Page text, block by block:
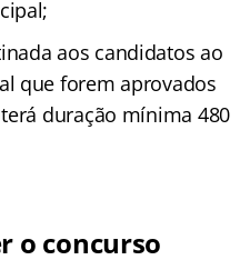
aos candidatos ao
que forem aprovados
duração mínima 480
o concurso